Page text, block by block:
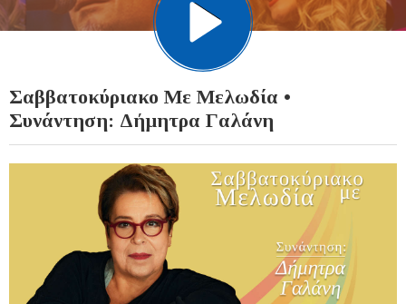
Σαββατοκύριακο Με Μελωδία •
Συνάντηση: Δήμητρα Γαλάνη